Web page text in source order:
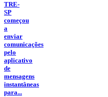
TRE-
SP
começou
a
enviar
comunicações
pelo
aplicativo
de
mensagens
instantâneas
para...